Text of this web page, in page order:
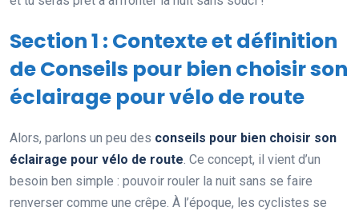
Section 1 : Contexte et définition
de Conseils pour bien choisir son
éclairage pour vélo de route
Alors, parlons un peu des conseils pour bien choisir son
éclairage pour vélo de route. Ce concept, il vient d’un
besoin ben simple : pouvoir rouler la nuit sans se faire
renverser comme une crêpe. À l’époque, les cyclistes se